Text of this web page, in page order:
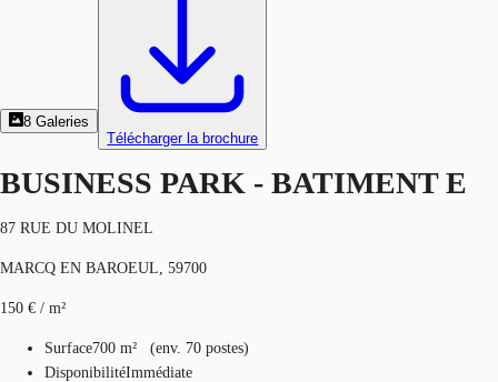
8 Galeries
Télécharger la brochure
BUSINESS PARK - BATIMENT E
87 RUE DU MOLINEL
MARCQ EN BAROEUL, 59700
150 € / m²
Surface700 m² (env. 70 postes)
DisponibilitéImmédiate